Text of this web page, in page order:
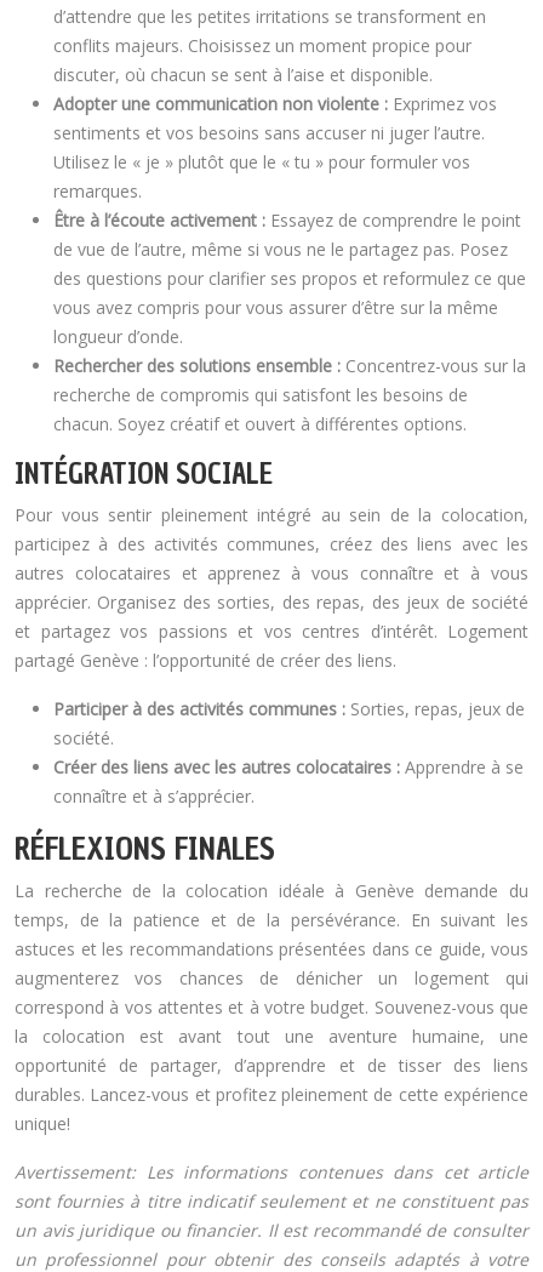
d’attendre que les petites irritations se transforment en
conflits majeurs. Choisissez un moment propice pour
discuter, où chacun se sent à l’aise et disponible.
Adopter une communication non violente : Exprimez vos
sentiments et vos besoins sans accuser ni juger l’autre.
Utilisez le « je » plutôt que le « tu » pour formuler vos
remarques.
Être à l’écoute activement : Essayez de comprendre le point
de vue de l’autre, même si vous ne le partagez pas. Posez
des questions pour clarifier ses propos et reformulez ce que
vous avez compris pour vous assurer d’être sur la même
longueur d’onde.
Rechercher des solutions ensemble : Concentrez-vous sur la
recherche de compromis qui satisfont les besoins de
chacun. Soyez créatif et ouvert à différentes options.
INTÉGRATION SOCIALE
Pour vous sentir pleinement intégré au sein de la colocation,
participez à des activités communes, créez des liens avec les
autres colocataires et apprenez à vous connaître et à vous
apprécier. Organisez des sorties, des repas, des jeux de société
et partagez vos passions et vos centres d’intérêt. Logement
partagé Genève : l’opportunité de créer des liens.
Participer à des activités communes : Sorties, repas, jeux de
société.
Créer des liens avec les autres colocataires : Apprendre à se
connaître et à s’apprécier.
RÉFLEXIONS FINALES
La recherche de la colocation idéale à Genève demande du
temps, de la patience et de la persévérance. En suivant les
astuces et les recommandations présentées dans ce guide, vous
augmenterez vos chances de dénicher un logement qui
correspond à vos attentes et à votre budget. Souvenez-vous que
la colocation est avant tout une aventure humaine, une
opportunité de partager, d’apprendre et de tisser des liens
durables. Lancez-vous et profitez pleinement de cette expérience
unique!
Avertissement: Les informations contenues dans cet article
sont fournies à titre indicatif seulement et ne constituent pas
un avis juridique ou financier. Il est recommandé de consulter
un professionnel pour obtenir des conseils adaptés à votre